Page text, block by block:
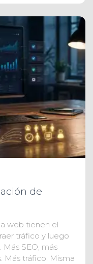
de
web tienen el
tráfico y luego
Más SEO, más
Más tráfico. Misma